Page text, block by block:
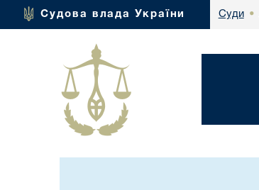
Судова влада України Суди •